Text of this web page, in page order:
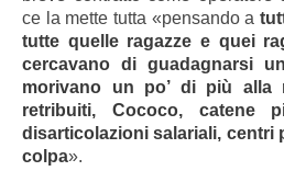
ce la mette tutta «pensando a
tutte quelle ragazze e quei
cercavano di guadagnarsi
morivano un po’ di più alla
retribuiti, Cococo, catene
disarticolazioni salariali, centri
colpa».